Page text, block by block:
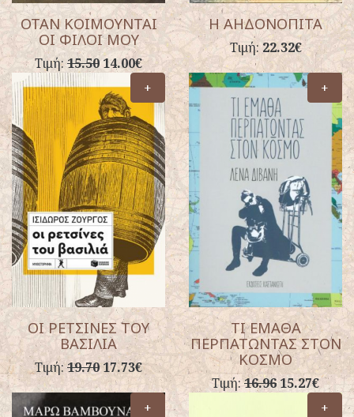
ΟΤΑΝ ΚΟΙΜΟΥΝΤΑΙ
ΟΙ ΦΙΛΟΙ ΜΟΥ
Τιμή:15.5014.00€
Η ΑΗΔΟΝΟΠΙΤΑ
Τιμή:22.32€
+
ΟΙ ΡΕΤΣΙΝΕΣ ΤΟΥ
ΒΑΣΙΛΙΑ
Τιμή:19.7017.73€
+
ΤΙ ΕΜΑΘΑ
ΠΕΡΠΑΤΩΝΤΑΣ ΣΤΟΝ
ΚΟΣΜΟ
Τιμή:16.96 15.27€
+
+